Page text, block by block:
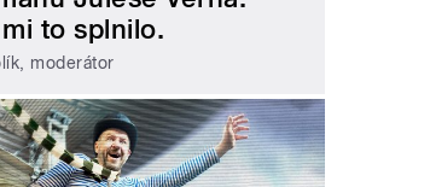
to splnilo.
moderátor